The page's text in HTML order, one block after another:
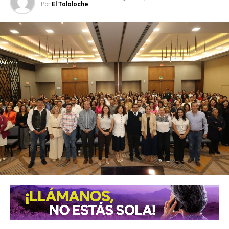
Potosí,
Protección Ciudadana y de la Dirección General de
Policía Vial y Movilidad, manti ene plena disposición para
colaborar con las instancias organizadoras y participar en
los mecanismos de coordinación que se establezcan, con
el propósito de contribuir al desarrollo ordenado del
evento y favorecer unacirculación ágil y segura
en el entorno del recinto ferial.
Ángeles Rodríguez Aguirrereiteró que elGobierno de
la Capitalmantiene una actitud institucional y de
Por El Tololoche